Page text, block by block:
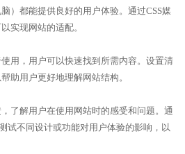
）都能提供良好的用户体验。通过CSS媒
实现网站的适配。
用，用户可以快速找到所需内容。设置清
助用户更好地理解网站结构。
了解用户在使用网站时的感受和问题。通
试不同设计或功能对用户体验的影响，以